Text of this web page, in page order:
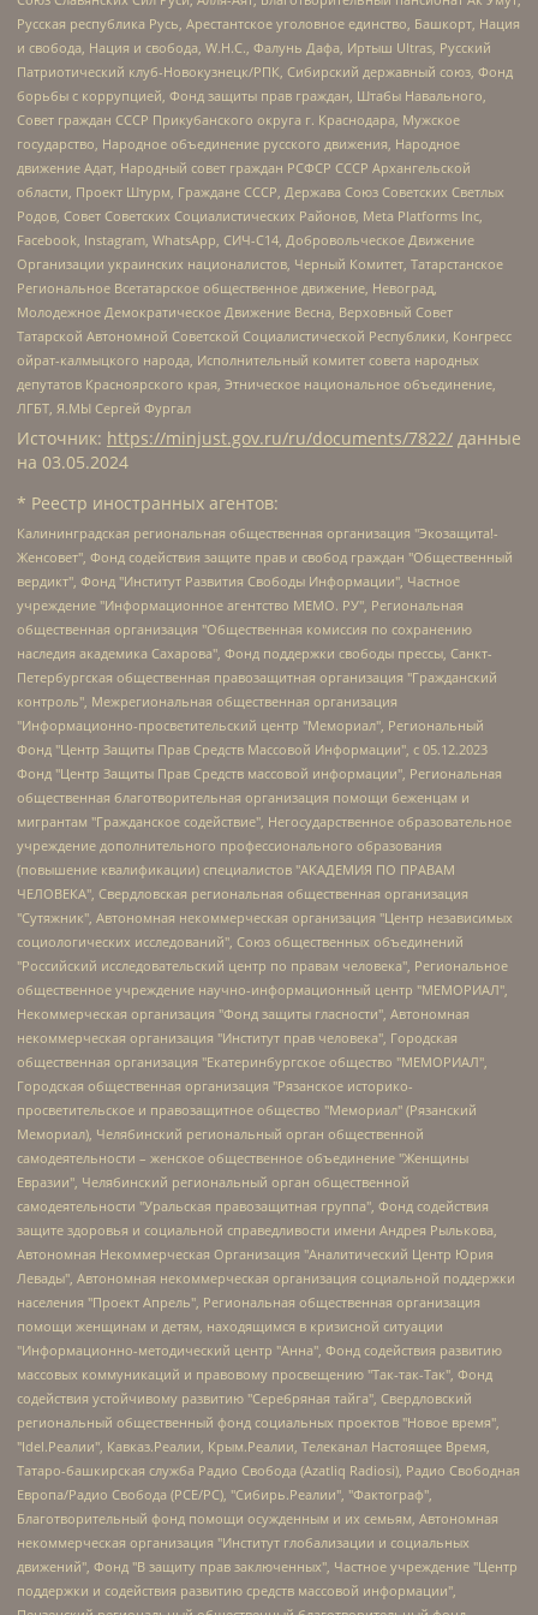
Русская республика Русь, Арестантское уголовное единство, Башкорт, Нация
и свобода, Нация и свобода, W.H.С., Фалунь Дафа, Иртыш Ultras, Русский
Патриотический клуб-Новокузнецк/РПК, Сибирский державный союз, Фонд
борьбы с коррупцией, Фонд защиты прав граждан, Штабы Навального,
Совет граждан СССР Прикубанского округа г. Краснодара, Мужское
государство, Народное объединение русского движения, Народное
движение Адат, Народный совет граждан РСФСР СССР Архангельской
области, Проект Штурм, Граждане СССР, Держава Союз Советских Светлых
Родов, Совет Советских Социалистических Районов, Meta Platforms Inc,
Facebook, Instagram, WhatsApp, СИЧ-С14, Добровольческое Движение
Организации украинских националистов, Черный Комитет, Татарстанское
Региональное Всетатарское общественное движение, Невоград,
Молодежное Демократическое Движение Весна, Верховный Совет
Татарской Автономной Советской Социалистической Республики, Конгресс
ойрат-калмыцкого народа, Исполнительный комитет совета народных
депутатов Красноярского края, Этническое национальное объединение,
ЛГБТ, Я.МЫ Сергей Фургал
Источник: https://minjust.gov.ru/ru/documents/7822/ данные
на 03.05.2024
* Реестр иностранных агентов:
Калининградская региональная общественная организация "Экозащита!-Женсовет", Фонд содействия защите прав и свобод граждан "Общественный вердикт", Фонд "Институт Развития Свободы Информации", Частное учреждение "Информационное агентство МЕМО. РУ", Региональная общественная организация "Общественная комиссия по сохранению наследия академика Сахарова", Фонд поддержки свободы прессы, Санкт-Петербургская общественная правозащитная организация "Гражданский контроль", Межрегиональная общественная организация "Информационно-просветительский центр "Мемориал", Региональный Фонд "Центр Защиты Прав Средств Массовой Информации", с 05.12.2023 Фонд "Центр Защиты Прав Средств массовой информации", Региональная общественная благотворительная организация помощи беженцам и мигрантам "Гражданское содействие", Негосударственное образовательное учреждение дополнительного профессионального образования (повышение квалификации) специалистов "АКАДЕМИЯ ПО ПРАВАМ ЧЕЛОВЕКА", Свердловская региональная общественная организация "Сутяжник", Автономная некоммерческая организация "Центр независимых социологических исследований", Союз общественных объединений "Российский исследовательский центр по правам человека", Региональное общественное учреждение научно-информационный центр "МЕМОРИАЛ", Некоммерческая организация "Фонд защиты гласности", Автономная некоммерческая организация "Институт прав человека", Городская общественная организация "Екатеринбургское общество "МЕМОРИАЛ", Городская общественная организация "Рязанское историко-просветительское и правозащитное общество "Мемориал" (Рязанский Мемориал), Челябинский региональный орган общественной самодеятельности – женское общественное объединение "Женщины Евразии", Челябинский региональный орган общественной самодеятельности "Уральская правозащитная группа", Фонд содействия защите здоровья и социальной справедливости имени Андрея Рылькова, Автономная Некоммерческая Организация "Аналитический Центр Юрия Левады", Автономная некоммерческая организация социальной поддержки населения "Проект Апрель", Региональная общественная организация помощи женщинам и детям, находящимся в кризисной ситуации "Информационно-методический центр "Анна", Фонд содействия развитию массовых коммуникаций и правовому просвещению "Так-так-Так", Фонд содействия устойчивому развитию "Серебряная тайга", Свердловский региональный общественный фонд социальных проектов "Новое время", "Idel.Реалии", Кавказ.Реалии, Крым.Реалии, Телеканал Настоящее Время, Татаро-башкирская служба Радио Свобода (Azatliq Radiosi), Радио Свободная Европа/Радио Свобода (PCE/PC), "Сибирь.Реалии", "Фактограф", Благотворительный фонд помощи осужденным и их семьям, Автономная некоммерческая организация "Институт глобализации и социальных движений", Фонд "В защиту прав заключенных", Частное учреждение "Центр поддержки и содействия развитию средств массовой информации", Пензенский региональный общественный благотворительный фонд "Гражданский союз", "Север.Реалии", Некоммерческая организация Фонд "Правовая инициатива", Общество с ограниченной ответственностью "Радио Свободная Европа/Радио Свобода", Чешское информационное агентство "MEDIUM-ORIENT", Красноярская региональная общественная организация "Мы против СПИДа", Камалягин Денис Николаевич, Маркелов Сергей Евгеньевич, Пономарев Лев Александрович, Савицкая Людмила Алексеевна, Автономная некоммерческая организация "Центр по работе с проблемой насилия "НАСИЛИЮ.НЕТ", Межрегиональный профессиональный союз работников здравоохранения "Альянс врачей", Юридическое лицо, зарегистрированное в Латвийской Республике, SIA "Medusa Project" (регистрационный номер 40103797863, дата регистрации 10.06.2014), Некоммерческая организация "Фонд по борьбе с коррупцией", Автономная некоммерческая организация "Институт права и публичной политики", Баданин Роман Сергеевич, Гликин Максим Александрович, Железнова Мария Михайловна, Лукьянова Юлия Сергеевна, Маетная Елизавета Витальевна, Маняхин Петр Борисович, Чуракова Ольга Владимировна, Ярош Юлия Петровна, Юридическое лицо "The Insider SIA", зарегистрированное в Риге, Латвийская Республика (дата регистрации 26.06.2015), являющееся администратором доменного имени интернет-издания "The Insider SIA", https://theins.ru, Постернак Алексей Евгеньевич, Рубин Михаил Аркадьевич, Анин Роман Александрович, Юридическое лицо Istories fonds, зарегистрированное в Латвийской Республике (регистрационный номер 50008295751, дата регистрации 24.02.2020), Великовский Дмитрий Александрович, Долинина Ирина Николаевна, Мароховская Алеся Алексеевна, Шлейнов Роман Юрьевич, Шмагун Олеся Валентиновна, Общество с ограниченной ответственностью "Альтаир 2021", Общество с ограниченной ответственностью "Вега 2021", Общество с ограниченной ответственностью "Главный редактор 2021", Общество с ограниченной ответственностью "Ромашки монолит", Важенков Артем Валерьевич, Ивановская областная общественная организация "Центр гендерных исследований", Гурман Юрий Альбертович, Медиапроект "ОВД-Инфо", Егоров Владимир Владимирович, Жилинский Владимир Александрович, Общество с ограниченной ответственностью "ЗП", Иванова София Юрьевна, Карезина Инна Павловна, Кильтау Екатерина Викторовна, Петров Алексей Викторович, Пискунов Сергей Евгеньевич, Смирнов Сергей Сергеевич, Тихонов Михаил Сергеевич, Общество с ограниченной ответственностью "ЖУРНАЛИСТ-ИНОСТРАННЫЙ АГЕНТ", Арапова Галина Юрьевна, Вольтская Татьяна Анатольевна, Американская компания "Mason G.E.S. Anonymous Foundation" (США), являющаяся владельцем интернет-издания https://mnews.world/, Компания "Stichting Bellingcat", зарегистрированная в Нидерландах (дата регистрации 11.07.2018), Захаров Андрей Вячеславович, Клепиковская Екатерина Дмитриевна, Общество с ограниченной ответственностью "МЕМО", Перл Роман Александрович, Симонов Евгений Алексеевич, Соловьева Елена Анатольевна, Сотников Даниил Владимирович, Сурначева Елизавета Дмитриевна, Автономная некоммерческая организация по защите прав человека и информированию населения "Якутия – Наше Мнение", Общество с ограниченной ответственностью "Москоу диджитал медиа", с 26.01.2023 Общество с ограниченной ответственностью "Чайка Белые сады", Ветошкина Валерия Валерьевна, Заговора Максим Александрович, Межрегиональное общественное движение "Российская ЛГБТ - сеть", Оленичев Максим Владимирович, Павлов Иван Юрьевич, Скворцова Елена Сергеевна, Общество с ограниченной ответственностью "Как бы инагент", Кочетков Игорь Викторович, Общество с ограниченной ответственностью "Честные выборы", Еланчик Олег Александрович, Общество с ограниченной ответственностью "Нобелевский призыв", Гималова Регина Эмилевна, Григорьев Андрей Валерьевич, Григорьева Алина Александровна, Ассоциация по содействию защите прав призывников, альтернативнослужащих и военнослужащих "Правозащитная группа "Гражданин.Армия.Право", Хисамова Регина Фаритовна, Автономная некоммерческая организация по реализации социально-правовых программ "Лилит", Дальневосточное общественное движение "Маяк", Санкт-Петербургская ЛГБТ-инициативная группа "Выход", Инициативная группа ЛГБТ+ "Реверс", Алексеев Андрей Викторович, Бекбулатова Таисия Львовна, Беляев Иван Михайлович, Владыкина Елена Сергеевна, Гельман Марат Александрович, Никульшина Вероника Юрьевна, Толоконникова Надежда Андреевна, Шендерович Виктор Анатольевич, Общество с ограниченной ответственностью "Данное сообщение", Общество с ограниченной ответственностью Издательский дом "Новая глава", Айнбиндер Александра Александровна, Московский комьюнити-центр для ЛГБТ+инициатив, Благотворительный фонд развития филантропии, Deutsche Welle (Германия, Kurt-Schumacher-Strasse 3, 53113 Bonn), Борзунова Мария Михайловна, Воробьев Виктор Викторович, Голубева Анна Львовна, Константинова Алла Михайловна, Малкова Ирина Владимировна, Мурадов Мурад Абдулгалимович, Осетинская Елизавета Николаевна, Понасенков Евгений Николаевич, Ганапольский Матвей Юрьевич, Киселев Евгений Алексеевич, Борухович Ирина Григорьевна, Дремин Иван Тимофеевич, Дубровский Дмитрий Викторович, Красноярская региональная общественная организация поддержки и развития альтернативных образовательных технологий и межкультурных коммуникаций "ИНТЕРРА", Маяковская Екатерина Алексеевна, Фейгин Марк Захарович, Филимонов Андрей Викторович, Дзугкоева Регина Николаевна, Доброхотов Роман Александрович, Дудь Юрий Александрович, Елкин Сергей Владимирович, Кругликов Кирилл Игоревич, Сабунаева Мария Леонидовна, Семенов Алексей Владимирович, Шаинян Карен Багратович, Шульман Екатерина Михайловна, Асафьев Артур Валерьевич, Вахштайн Виктор Семенович, Венедиктов Алексей Алексеевич, Лушникова Екатерина Евгеньевна, Волков Леонид Михайлович, Невзоров Александр Глебович, Пархоменко Сергей Борисович, Сироткин Ярослав Николаевич, Кара-Мурза Владимир Владимирович, Баранова Наталья Владимировна, Гозман Леонид Яковлевич, Кагарлицкий Борис Юльевич, Климарев Михаил Валерьевич, Милов Владимир Станиславович, Автономная некоммерческая организация Краснодарский центр современного искусства "Типография", Моргенштерн Алишер Тагирович, Соболь Любовь Эдуардовна, Общество с ограниченной ответственностью "ЛИЗА НОРМ", Каспаров Гарри Кимович, Ходорковский Михаил Борисович, Общество с ограниченной ответственностью "Апрельские тезисы", Данилович Ирина Брониславовна, Кашин Олег Владимирович, Петров Николай Владимирович, Пивоваров Алексей Владимирович, Соколов Михаил Владимирович, Цветкова Юлия Владимировна, Чичваркин Евгений Александрович, Комитет против пыток/Команда против пыток, Общество с ограниченной ответственностью "Первый научный", Общество с ограниченной ответственностью "Вертолет и ко", Белоцерковская Вероника Борисовна, Кац Максим Евгеньевич, Лазарева Татьяна Юрьевна, Шаведдинов Руслан Табризович, Яшин Илья Валерьевич, Общество с ограниченной ответственностью "Иноагент ААВ", Алешковский Дмитрий Петрович, Альбац Евгения Марковна, Быков Дмитрий Львович, Галямина Юлия Евгеньевна, Лойко Сергей Леонидович, Мартынов Кирилл Константинович, Медведев Сергей Александрович, Крашенинников Федор Геннадиевич, Гордеева Катерина Вл